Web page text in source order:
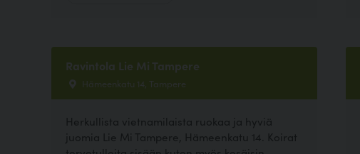
Ravintola Lie Mi Tampere
Hämeenkatu 14, Tampere
Herkullista vietnamilaista ruokaa ja hyviä
juomia Lie Mi Tampere, Hämeenkatu 14. Koirat